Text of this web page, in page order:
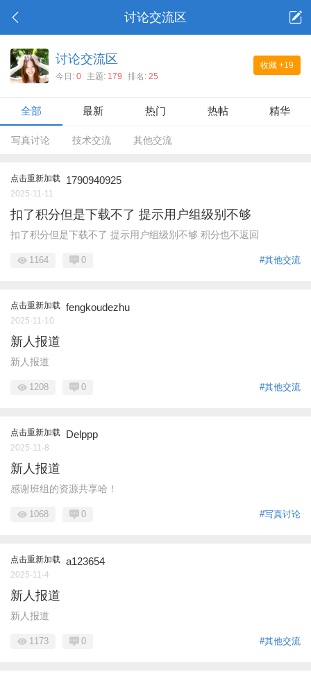
讨论交流区
收藏 +19
讨论交流区
今日: 0 主题: 179 排名: 25
全部 最新 热门 热帖 精华
写真讨论 技术交流 其他交流
点击重新加载 1790940925
2025-11-11
扣了积分但是下载不了 提示用户组级别不够
扣了积分但是下载不了 提示用户组级别不够 积分也不返回
#其他交流
1164 0
点击重新加载 fengkoudezhu
2025-11-10
新人报道
新人报道
#其他交流
1208 0
点击重新加载 Delppp
2025-11-8
新人报道
感谢班组的资源共享哈！
#写真讨论
1068 0
点击重新加载 a123654
2025-11-4
新人报道
新人报道
#其他交流
1173 0